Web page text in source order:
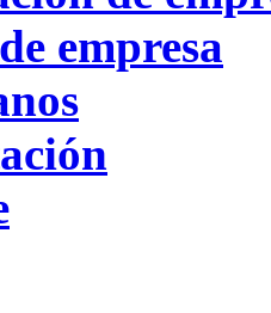
empresa